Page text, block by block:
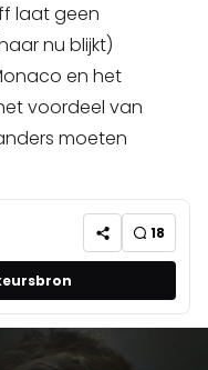
laat geen
nu blijkt)
en het
voordeel van
moeten
18